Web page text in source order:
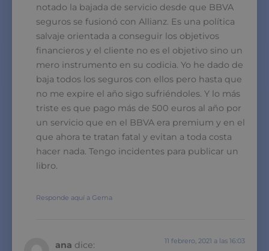
notado la bajada de servicio desde que BBVA
seguros se fusionó con Allianz. Es una política
salvaje orientada a conseguir los objetivos
financieros y el cliente no es el objetivo sino un
mero instrumento en su codicia. Yo he dado de
baja todos los seguros con ellos pero hasta que
no me expire el año sigo sufriéndoles. Y lo más
triste es que pago más de 500 euros al año por
un servicio que en el BBVA era premium y en el
que ahora te tratan fatal y evitan a toda costa
hacer nada. Tengo incidentes para publicar un
libro.
Responde aquí a Gema
ana dice: 11 febrero, 2021 a las 16:03